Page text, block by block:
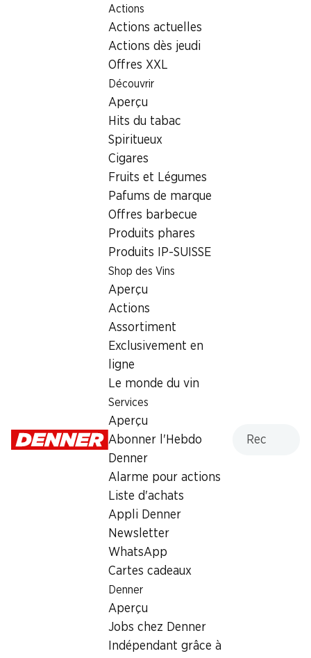
Actions
Actions actuelles
Actions dès jeudi
Offres XXL
Découvrir
Aperçu
Hits du tabac
Spiritueux
Cigares
Fruits et Légumes
Pafums de marque
Offres barbecue
Produits phares
Produits IP-SUISSE
Shop des Vins
Aperçu
Actions
Assortiment
Exclusivement en
ligne
Le monde du vin
Services
Aperçu
Abonner l'Hebdo
Denner
Alarme pour actions
Liste d'achats
Appli Denner
Newsletter
WhatsApp
Cartes cadeaux
Denner
Aperçu
Jobs chez Denner
Indépendant grâce à
Localisateur de succursales
Succursale Denner Teststrasse 1, 8000 Zürich
8000 Zürich
Teststrasse 1, 8000 Zürich
Heures d'ouverture
Dimanche
Café à emporter
avec la carte postale / M-Card